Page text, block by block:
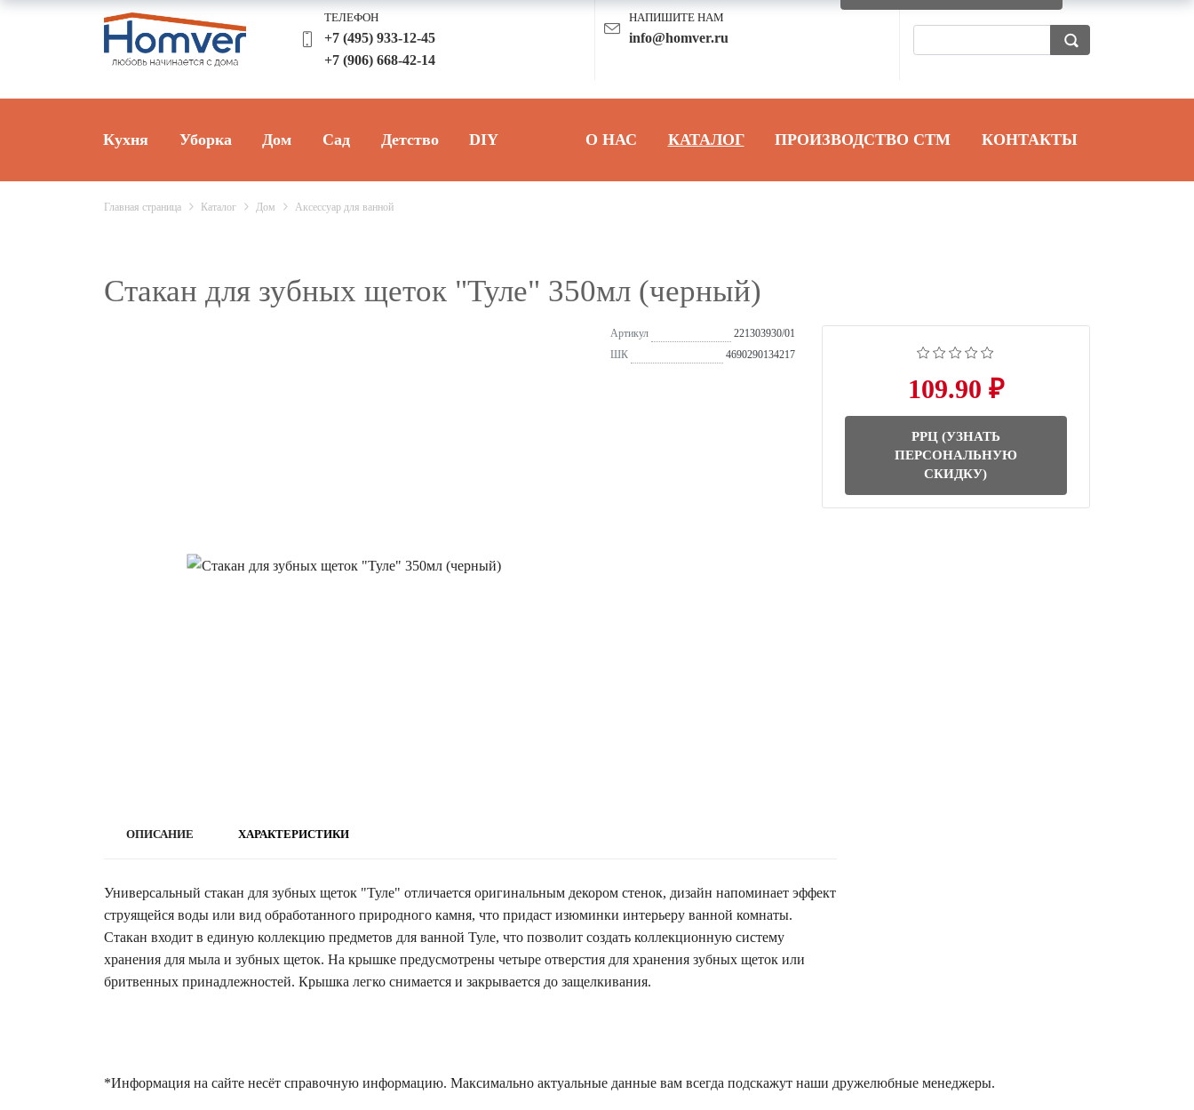
ТЕЛЕФОН
+7 (495) 933-12-45
+7 (906) 668-42-14
НАПИШИТЕ НАМ
info@homver.ru
Кухня Уборка Дом Сад Детство DIY О НАС КАТАЛОГ ПРОИЗВОДСТВО СТМ КОНТАКТЫ
Главная страница Каталог Дом Аксессуар для ванной
Стакан для зубных щеток "Туле" 350мл (черный)
Артикул
221303930/01
ШК
4690290134217
109.90 ₽
РРЦ (УЗНАТЬ
ПЕРСОНАЛЬНУЮ
СКИДКУ)
ОПИСАНИЕ ХАРАКТЕРИСТИКИ
Универсальный стакан для зубных щеток "Туле" отличается оригинальным декором стенок, дизайн напоминает эффект
струящейся воды или вид обработанного природного камня, что придаст изюминки интерьеру ванной комнаты.
Стакан входит в единую коллекцию предметов для ванной Туле, что позволит создать коллекционную систему
хранения для мыла и зубных щеток. На крышке предусмотрены четыре отверстия для хранения зубных щеток или
бритвенных принадлежностей. Крышка легко снимается и закрывается до защелкивания.
*Информация на сайте несёт справочную информацию. Максимально актуальные данные вам всегда подскажут наши дружелюбные менеджеры.